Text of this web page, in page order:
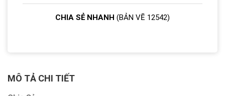
CHIA SẺ NHANH (BẢN VẼ 12542)
MÔ TẢ CHI TIẾT